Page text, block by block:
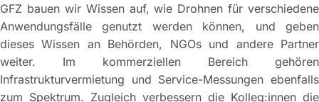
GFZ bauen wir Wissen auf, wie Drohnen für verschiedene
Anwendungsfälle genutzt werden können, und geben
dieses Wissen an Behörden, NGOs und andere Partner
weiter. Im kommerziellen Bereich gehören
Infrastrukturvermietung und Service-Messungen ebenfalls
zum Spektrum. Zugleich verbessern die Kolleg:innen die